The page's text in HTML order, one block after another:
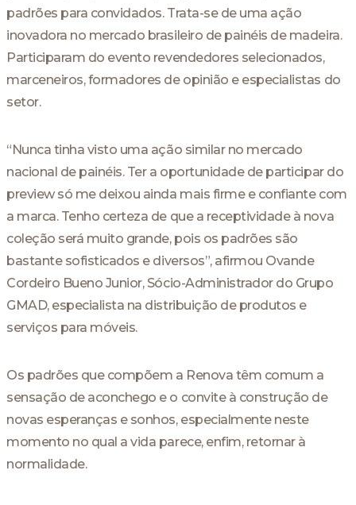
padrões para convidados. Trata-se de uma ação
inovadora no mercado brasileiro de painéis de madeira.
Participaram do evento revendedores selecionados,
marceneiros, formadores de opinião e especialistas do
setor.
“Nunca tinha visto uma ação similar no mercado
nacional de painéis. Ter a oportunidade de participar do
preview só me deixou ainda mais firme e confiante com
a marca. Tenho certeza de que a receptividade à nova
coleção será muito grande, pois os padrões são
bastante sofisticados e diversos”, afirmou Ovande
Cordeiro Bueno Junior, Sócio-Administrador do Grupo
GMAD, especialista na distribuição de produtos e
serviços para móveis.
Os padrões que compõem a Renova têm comum a
sensação de aconchego e o convite à construção de
novas esperanças e sonhos, especialmente neste
momento no qual a vida parece, enfim, retornar à
normalidade.